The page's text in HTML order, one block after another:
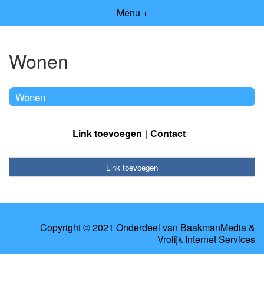
Menu +
Wonen
Wonen
Link toevoegen Contact
Link toevoegen
Copyright © 2021 Onderdeel van BaakmanMedia&
Vrolijk Internet Services